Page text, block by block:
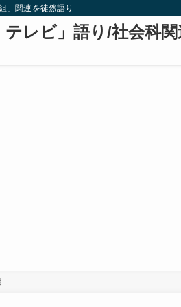
」関連を徒然語り
テレビ」語り/社会科